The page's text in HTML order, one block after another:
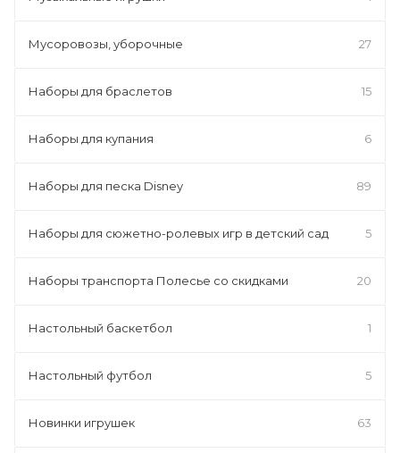
Мусоровозы, уборочные 27
Наборы для браслетов 15
Наборы для купания 6
Наборы для песка Disney 89
Наборы для сюжетно-ролевых игр в детский сад 5
Наборы транспорта Полесье со скидками 20
Настольный баскетбол 1
Настольный футбол 5
Новинки игрушек 63